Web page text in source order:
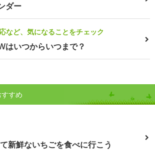
ダー
など、気になることをチェック
はいつからいつまで？
すめ
新鮮ないちごを食べに行こう